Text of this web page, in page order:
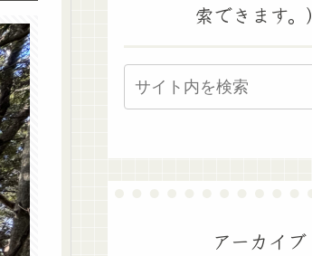
索できます。）
アーカイブ